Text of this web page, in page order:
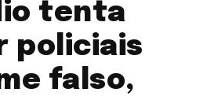
tenta
policiais
falso,